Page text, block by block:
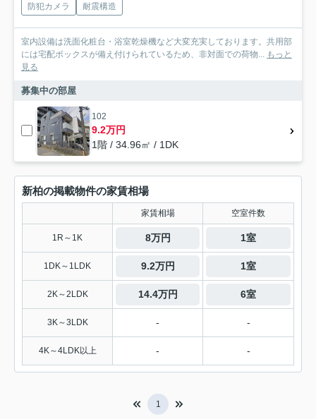
防犯カメラ
耐震構造
室内設備は洗面化粧台・浴室乾燥機など大変充実しております。共用部
には宅配ボックスが備え付けられているため、非対面での荷物... もっと
見る
募集中の部屋
102
9.2万円
1階 / 34.96㎡ / 1DK
新柏の掲載物件の家賃相場
家賃相場 空室件数
1R～1K 8万円 1室
1DK～1LDK 9.2万円 1室
2K～2LDK 14.4万円 6室
3K～3LDK - -
4K～4LDK以上 - -
1